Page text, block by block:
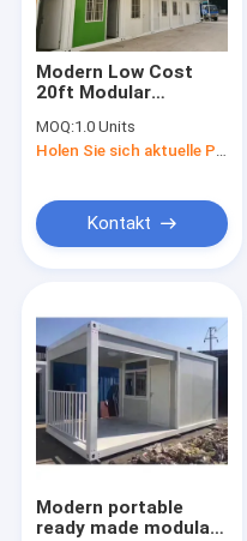
Produits
Über uns
Kontakt
Modern Low Cost
20ft Modular
Container House
Sandwich Panel
MOQ:1.0 Units
Kontakt
Modern portable
ready made modular